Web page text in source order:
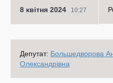
8 квітня 2024 10:27
Депутат: Большедворова
Олександрівна